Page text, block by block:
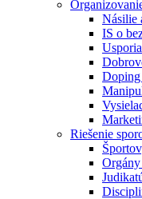
Násilie
IS o
Doping
Riešenie
Orgány